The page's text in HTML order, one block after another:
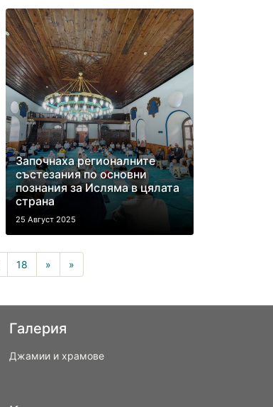
Започнаха регионалните
състезания по основни
познания за Исляма в цялата
страна
25 Август 2025
18 » »
Галерия
Джамии и храмове